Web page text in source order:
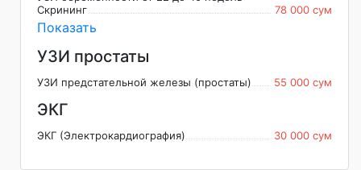
Скрининг
78 000 сум
Показать
УЗИ простаты
УЗИ предстательной железы (простаты) 55 000 сум
ЭКГ
ЭКГ (Электрокардиография) 30 000 сум